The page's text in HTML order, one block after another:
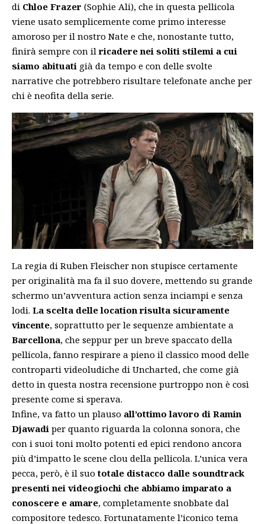
di Chloe Frazer (Sophie Ali), che in questa pellicola
viene usato semplicemente come primo interesse
amoroso per il nostro Nate e che, nonostante tutto,
finirà sempre con ilricadere nei soliti stilemi a cui
siamo abituati già da tempo e con delle svolte
narrative che potrebbero risultare telefonate anche per
chi è neofita della serie.
La regia di Ruben Fleischer non stupisce certamente
per originalità ma fa il suo dovere, mettendo su grande
schermo un’avventura action senza inciampi e senza
lodi. La scelta delle location risulta sicuramente
vincente, soprattutto per le sequenze ambientate a
Barcellona, che seppur per un breve spaccato della
pellicola, fanno respirare a pieno il classico mood delle
controparti videoludiche di Uncharted, che come già
detto in questa nostra recensione purtroppo non è così
presente come si sperava.
Infine, va fatto un plauso all’ottimo lavoro di Ramin
Djawadi per quanto riguarda la colonna sonora, che
con i suoi toni molto potenti ed epici rendono ancora
più d’impatto le scene clou della pellicola. L’unica vera
pecca, però, è il suototale distacco dalle soundtrack
presenti nei videogiochi che abbiamo imparato a
conoscere e amare, completamente snobbate dal
compositore tedesco. Fortunatamente l’iconico tema